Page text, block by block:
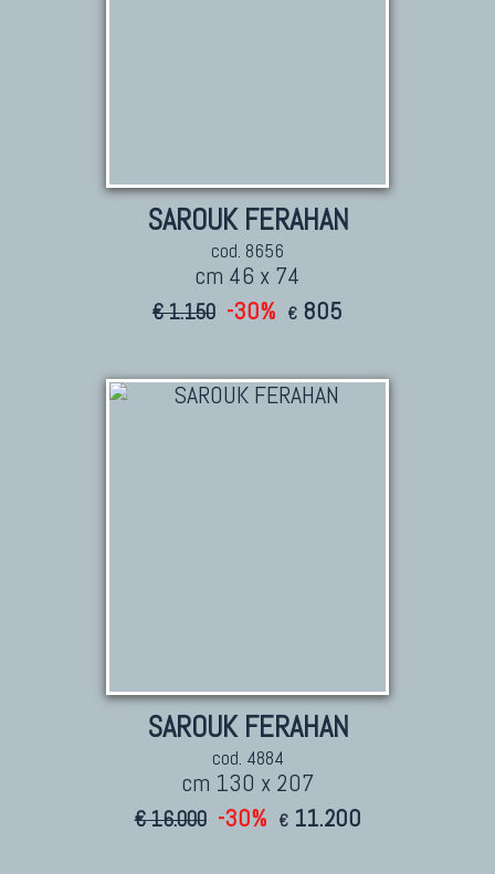
SAROUK FERAHAN
cod. 8656
cm 46 x 74
€ 1.150 -30% € 805
SAROUK FERAHAN
cod. 4884
cm 130 x 207
€ 16.000 -30% € 11.200